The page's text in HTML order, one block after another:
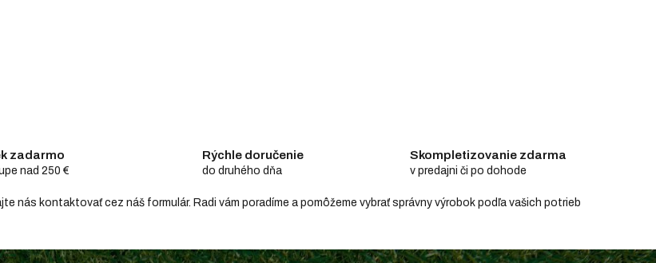
zadarmo
nad 250 €
Rýchle doručenie
do druhého dňa
Skompletizovanie zdarma
v predajni či po dohode
nás kontaktovať cez náš formulár. Radi vám poradíme a pomôžeme vybrať správny výrobok podľa vašich potrieb